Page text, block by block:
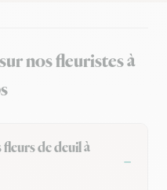
nos fleuristes à
de deuil à